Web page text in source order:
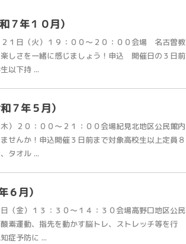
７年１０月）
１日（火）１９：００～２０：００会場 名古曽教
しさを一緒に感じましょう！申込 開催日の３日前
以下持 ...
７年５月）
）２０：００～２１：００会場紀見北地区公民館内
せんか！申込開催３日前まで対象高校生以上定員８
タオル ...
６月）
（金）１３：３０～１４：３０会場高野口地区公民
素運動、指先を動かす脳トレ、ストレッチ等を行
症予防に ...